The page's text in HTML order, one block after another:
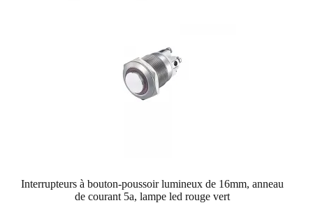
Interrupteurs à bouton-poussoir lumineux de 16mm, anneau
de courant 5a, lampe led rouge vert